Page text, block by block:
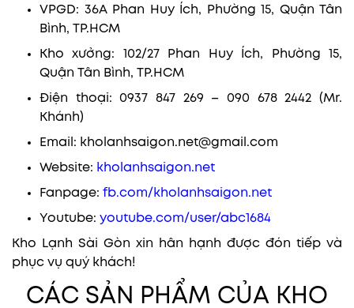
VPGD: 36A Phan Huy Ích, Phường 15, Quận Tân
Bình, TP.HCM
Kho xưởng: 102/27 Phan Huy Ích, Phường 15,
Quận Tân Bình, TP.HCM
Điện thoại: 0937 847 269 – 090 678 2442 (Mr.
Khánh)
Email: kholanhsaigon.net@gmail.com
Website: kholanhsaigon.net
Fanpage: fb.com/kholanhsaigon.net
Youtube: youtube.com/user/abc1684
Kho Lạnh Sài Gòn xin hân hạnh được đón tiếp và
phục vụ quý khách!
CÁC SẢN PHẨM CỦA KHO